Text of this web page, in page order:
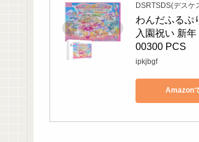
DSRTSDS(デスケ
わんだふるぷ
入園祝い 新
00300 PCS
ipkjbgf
Amazon